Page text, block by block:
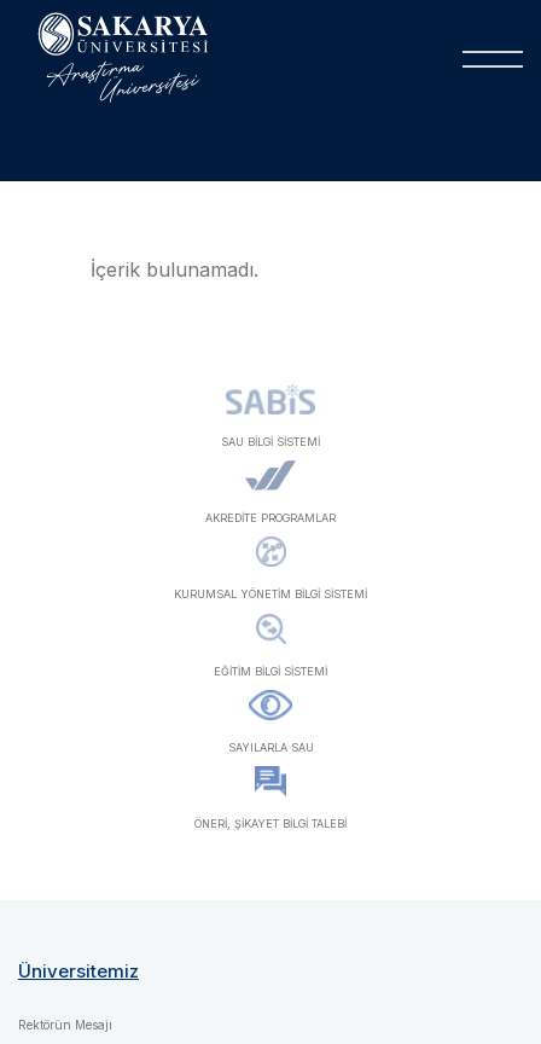
İçerik bulunamadı.
SAU BİLGİ SİSTEMİ
AKREDİTE PROGRAMLAR
KURUMSAL YÖNETİM BİLGİ SİSTEMİ
EĞİTİM BİLGİ SİSTEMİ
SAYILARLA SAU
ÖNERİ, ŞİKAYET BİLGİ TALEBİ
Üniversitemiz
Rektörün Mesajı